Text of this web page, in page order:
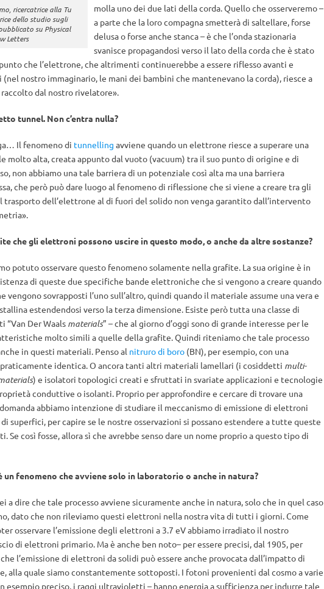
ricercatrice alla Tu
dello studio sugli
su Physical
Letters
molla uno dei due lati della corda. Quello che osserveremo –
a parte che la loro compagna smetterà di saltellare, forse
delusa o forse anche stanca – è che l’onda stazionaria
svanisce propagandosi verso il lato della corda che è stato
che l’elettrone, che altrimenti continuerebbe a essere riflesso avanti e
nostro immaginario, le mani dei bambini che mantenevano la corda), riesce a
dal nostro rivelatore».
tunnel. Non c’entra nulla?
Il fenomeno di tunnelling avviene quando un elettrone riesce a superare una
molto alta, creata appunto dal vuoto (vacuum) tra il suo punto di origine e di
non abbiamo una tale barriera di un potenziale così alta ma una barriera
che però può dare luogo al fenomeno di riflessione che si viene a creare tra gli
dell’elettrone al di fuori del solido non venga garantito dall’intervento
che gli elettroni possono uscire in questo modo, o anche da altre sostanze?
potuto osservare questo fenomeno solamente nella grafite. La sua origine è in
di queste due specifiche bande elettroniche che si vengono a creare quando
vengono sovrapposti l’uno sull’altro, quindi quando il materiale assume una vera e
estendendosi verso la terza dimensione. Esiste però tutta una classe di
“Van Der Waals materials” – che al giorno d’oggi sono di grande interesse per le
molto simili a quelle della grafite. Quindi riteniamo che tale processo
in questi materiali. Penso al nitruro di boro(BN), per esempio, con una
identica. O ancora tanti altri materiali lamellari (i cosiddetti multi-
) e isolatori topologici creati e sfruttati in svariate applicazioni e tecnologie
conduttive o isolanti. Proprio per approfondire e cercare di trovare una
abbiamo intenzione di studiare il meccanismo di emissione di elettroni
superfici, per capire se le nostre osservazioni si possano estendere a tutte queste
Se così fosse, allora sì che avrebbe senso dare un nome proprio a questo tipo di
un fenomeno che avviene solo in laboratorio o anche in natura?
a dire che tale processo avviene sicuramente anche in natura, solo che in quel caso
dato che non rileviamo questi elettroni nella nostra vita di tutti i giorni. Come
osservare l’emissione degli elettroni a 3.7 eV abbiamo irradiato il nostro
di elettroni primario. Ma è anche ben noto– per essere precisi, dal 1905, per
l’emissione di elettroni da solidi può essere anche provocata dall’impatto di
alla quale siamo constantemente sottoposti. I fotoni provenienti dal cosmo a varie
esempio preciso, i raggi ultravioletti – hanno energia a sufficienza per indurre tale